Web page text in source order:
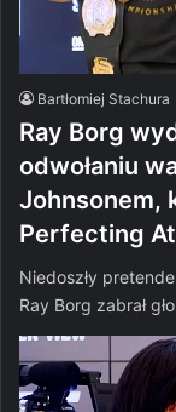
Bartłomiej Stachura
Ray Borg
odwołaniu
Johnsonem,
Perfecting
Niedoszły
Ray Borg zabrał